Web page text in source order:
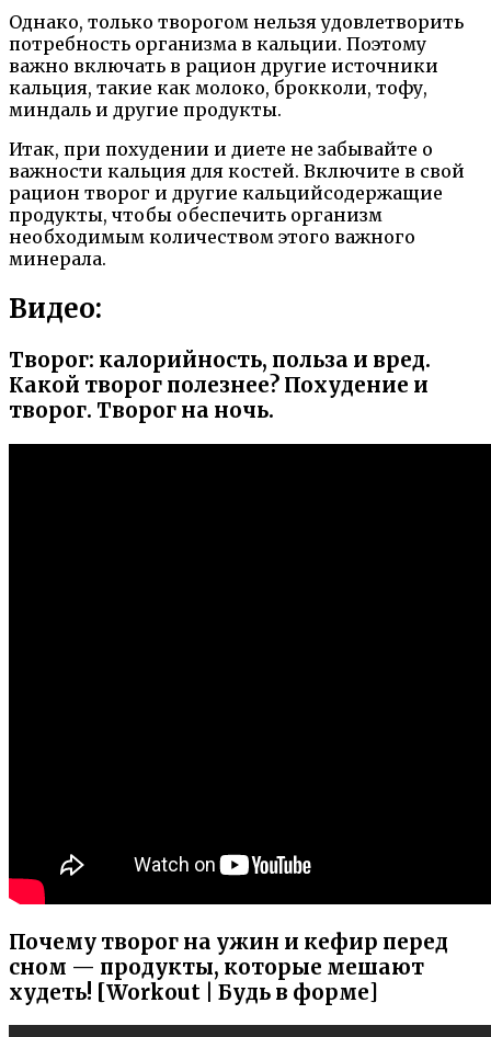
Однако, только творогом нельзя удовлетворить
потребность организма в кальции. Поэтому
важно включать в рацион другие источники
кальция, такие как молоко, брокколи, тофу,
миндаль и другие продукты.
Итак, при похудении и диете не забывайте о
важности кальция для костей. Включите в свой
рацион творог и другие кальцийсодержащие
продукты, чтобы обеспечить организм
необходимым количеством этого важного
минерала.
Видео:
Творог: калорийность, польза и вред.
Какой творог полезнее? Похудение и
творог. Творог на ночь.
Почему творог на ужин и кефир перед
сном — продукты, которые мешают
худеть! [Workout | Будь в форме]